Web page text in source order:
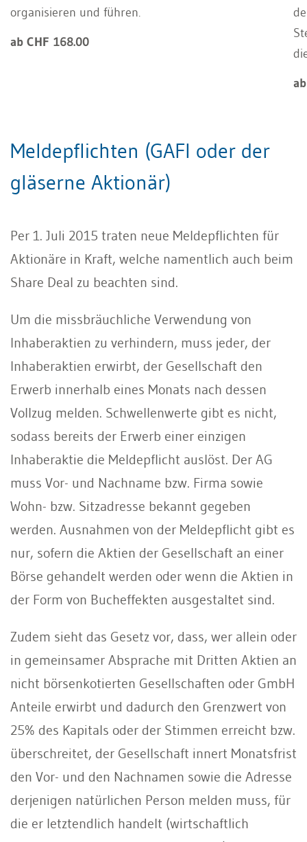
organisieren und führen.
ab CHF 168.00
Meldepflichten (GAFI oder der
gläserne Aktionär)
Per 1. Juli 2015 traten neue Meldepflichten für
Aktionäre in Kraft, welche namentlich auch beim
Share Deal zu beachten sind.
Um die missbräuchliche Verwendung von
Inhaberaktien zu verhindern, muss jeder, der
Inhaberaktien erwirbt, der Gesellschaft den
Erwerb innerhalb eines Monats nach dessen
Vollzug melden. Schwellenwerte gibt es nicht,
sodass bereits der Erwerb einer einzigen
Inhaberaktie die Meldepflicht auslöst. Der AG
muss Vor- und Nachname bzw. Firma sowie
Wohn- bzw. Sitzadresse bekannt gegeben
werden. Ausnahmen von der Meldepflicht gibt es
nur, sofern die Aktien der Gesellschaft an einer
Börse gehandelt werden oder wenn die Aktien in
der Form von Bucheffekten ausgestaltet sind.
Zudem sieht das Gesetz vor, dass, wer allein oder
in gemeinsamer Absprache mit Dritten Aktien an
nicht börsenkotierten Gesellschaften oder GmbH
Anteile erwirbt und dadurch den Grenzwert von
25% des Kapitals oder der Stimmen erreicht bzw.
überschreitet, der Gesellschaft innert Monatsfrist
den Vor- und den Nachnamen sowie die Adresse
derjenigen natürlichen Person melden muss, für
die er letztendlich handelt (wirtschaftlich